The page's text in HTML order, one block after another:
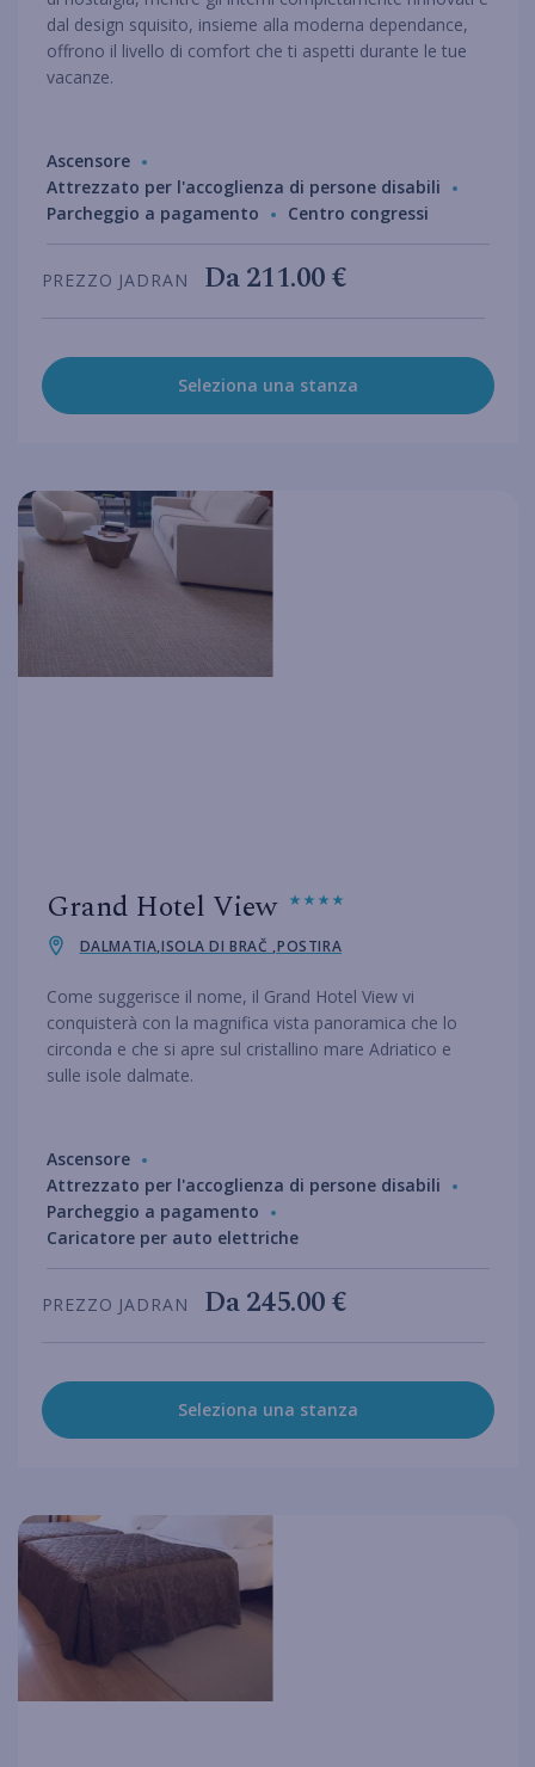
dal design squisito, insieme alla moderna dependance,
offrono il livello di comfort che ti aspetti durante le tue
vacanze.
Ascensore
Attrezzato per l'accoglienza di persone disabili
Parcheggio a pagamento
Centro congressi
PREZZO JADRAN Da211.00 €
Seleziona una stanza
hotel
Grand Hotel View
DALMATIA,ISOLA DI BRAČ ,POSTIRA
Come suggerisce il nome, il Grand Hotel View vi
conquisterà con la magnifica vista panoramica che lo
circonda e che si apre sul cristallino mare Adriatico e
sulle isole dalmate.
Ascensore
Attrezzato per l'accoglienza di persone disabili
Parcheggio a pagamento
Caricatore per auto elettriche
PREZZO JADRAN Da245.00 €
Seleziona una stanza
hotel